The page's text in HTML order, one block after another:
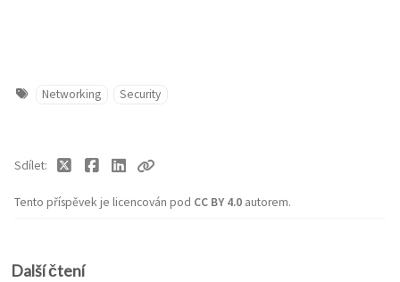
Networking Security
Tento příspěvek je licencován pod CC BY 4.0 autorem.
Sdílet
Další čtení